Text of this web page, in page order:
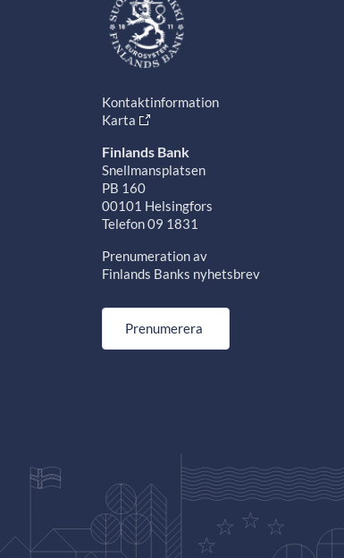
Kontaktinformation
Karta
Finlands Bank
Snellmansplatsen
PB 160
00101 Helsingfors
Telefon 09 1831
Prenumeration av
Finlands Banks nyhetsbrev
Prenumerera